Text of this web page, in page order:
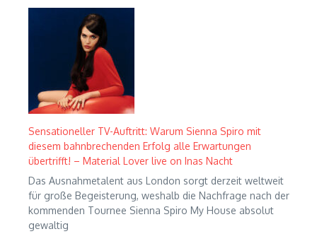
Sensationeller TV-Auftritt: Warum Sienna Spiro mit
diesem bahnbrechenden Erfolg alle Erwartungen
übertrifft! – Material Lover live on Inas Nacht
Das Ausnahmetalent aus London sorgt derzeit weltweit
für große Begeisterung, weshalb die Nachfrage nach der
kommenden Tournee Sienna Spiro My House absolut
gewaltig